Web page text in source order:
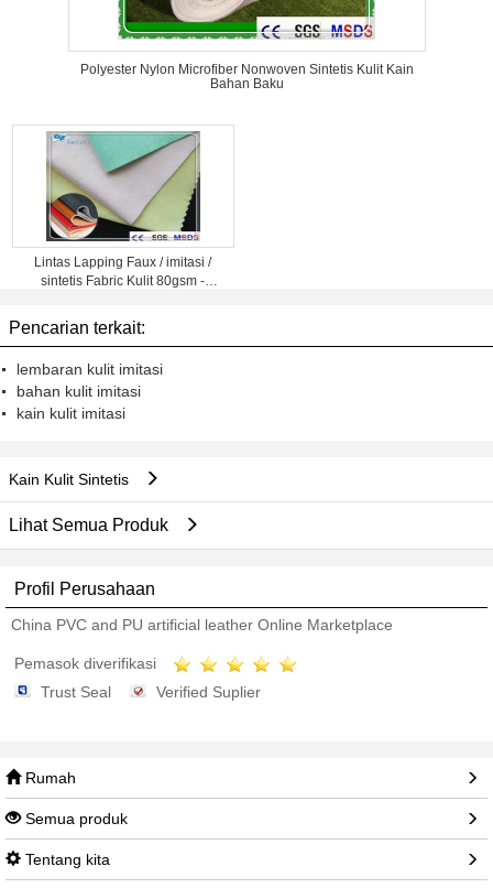
Polyester Nylon Microfiber Nonwoven Sintetis Kulit Kain
Bahan Baku
Lintas Lapping Faux / imitasi /
sintetis Fabric Kulit 80gsm -
Pencarian terkait:
lembaran kulit imitasi
bahan kulit imitasi
kain kulit imitasi
Kain Kulit Sintetis
Lihat Semua Produk
Profil Perusahaan
China PVC and PU artificial leather Online Marketplace
Pemasok diverifikasi
Trust Seal
Verified Suplier
Rumah
Semua produk
Tentang kita